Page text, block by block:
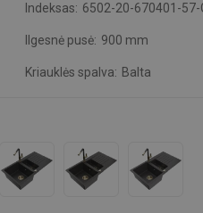
Indeksas: 6502-20-670401-57-
Ilgesnė pusė: 900 mm
Kriauklės spalva: Balta